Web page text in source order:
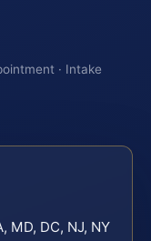
· Intake
MD, DC, NJ, NY